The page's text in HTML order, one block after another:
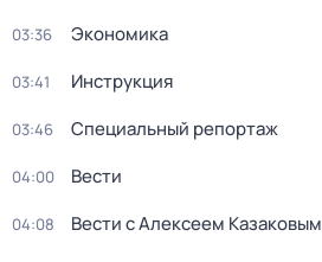
03:36 Экономика
03:41 Инструкция
03:46 Специальный репортаж
04:00 Вести
04:08 Вести с Алексеем Казаковым